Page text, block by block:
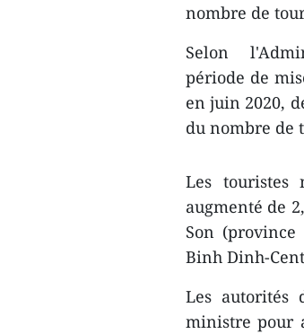
nombre de
Selon
période de
en juin 2020,
du nombre de
Les touristes
augmenté de
Son
Binh Dinh-
Les autorités
ministre pour